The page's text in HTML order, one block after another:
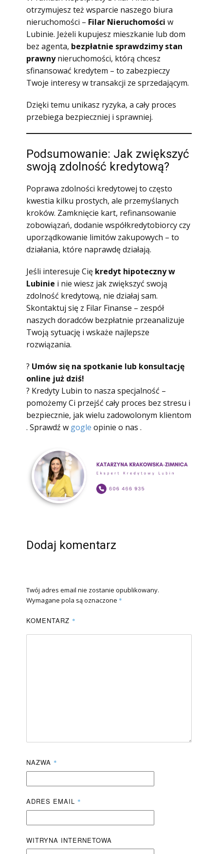
otrzymujesz też wsparcie naszego biura
nieruchomości – Filar Nieruchomości w
Lubinie. Jeżeli kupujesz mieszkanie lub dom
bez agenta, bezpłatnie sprawdzimy stan
prawnynieruchomości, którą chcesz
sfinansować kredytem – to zabezpieczy
Twoje interesy w transakcji ze sprzedającym.
Dzięki temu unikasz ryzyka, a cały proces
przebiega bezpieczniej i sprawniej.
Podsumowanie: Jak zwiększyć
swoją zdolność kredytową?
Poprawa zdolności kredytowej to często
kwestia kilku prostych, ale przemyślanych
kroków. Zamknięcie kart, refinansowanie
zobowiązań, dodanie współkredytobiorcy czy
uporządkowanie limitów zakupowych – to
działania, które naprawdę działają.
Jeśli interesuje Cię kredyt hipoteczny w
Lubinie i nie wiesz jak zwiększyć swoją
zdolność kredytową, nie działaj sam.
Skontaktuj się z Filar Finanse – zespół
naszych doradców bezpłatnie przeanalizuje
Twoją sytuację i wskaże najlepsze
rozwiązania.
? Umów się na spotkanie lub konsultację
online już dziś!
? Kredyty Lubin to nasza specjalność –
pomożemy Ci przejść cały proces bez stresu i
bezpiecznie, jak wielu zadowolonym klientom
. Sprawdź w gogle opinie o nas .
Dodaj komentarz
Twój adres email nie zostanie opublikowany.
Wymagane pola są oznaczone *
KOMENTARZ *
NAZWA *
ADRES EMAIL *
WITRYNA INTERNETOWA